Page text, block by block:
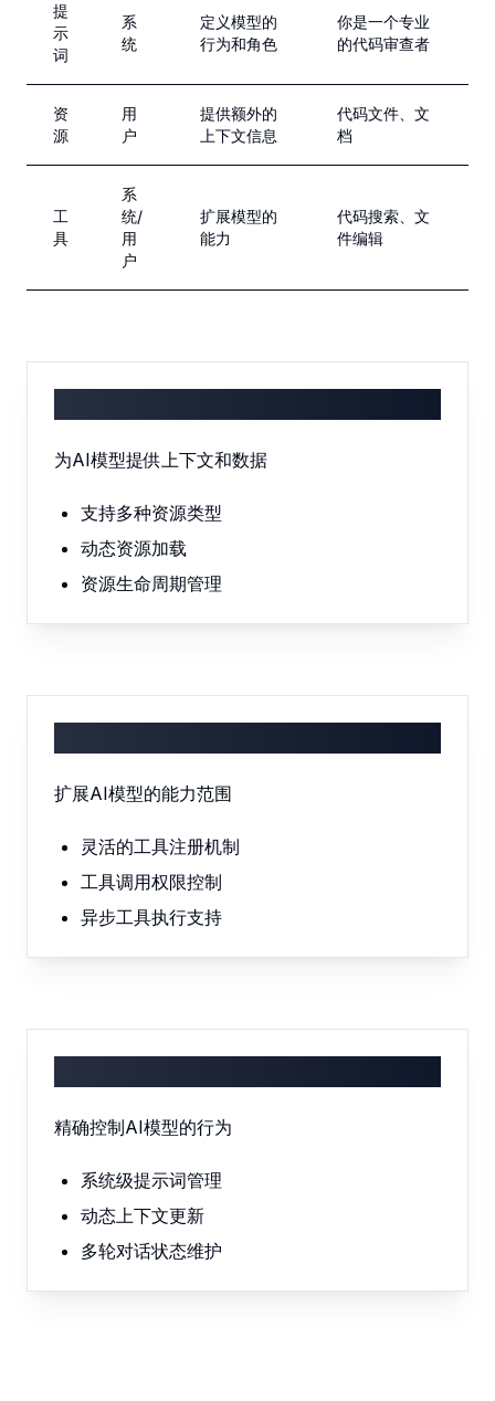
提
示
词
系
统
定义模型的
行为和角色
你是一个专业
的代码审查者
资
源
用
户
提供额外的
上下文信息
代码文件、文
档
工
具
系
统/
用
户
扩展模型的
能力
代码搜索、文
件编辑
为AI模型提供上下文和数据
支持多种资源类型
动态资源加载
资源生命周期管理
扩展AI模型的能力范围
灵活的工具注册机制
工具调用权限控制
异步工具执行支持
精确控制AI模型的行为
系统级提示词管理
动态上下文更新
多轮对话状态维护